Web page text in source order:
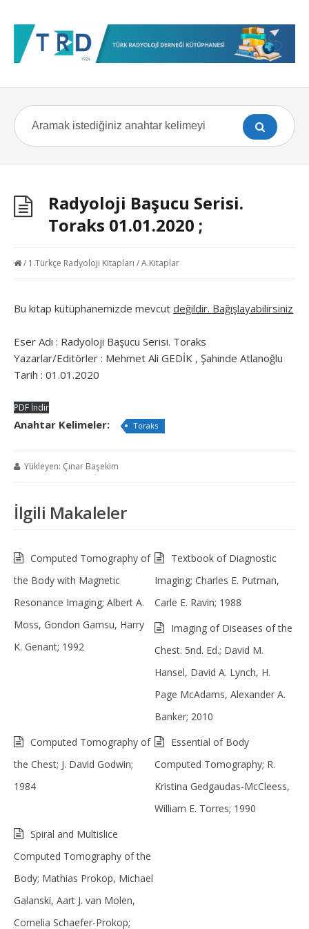
Radyoloji Başucu Serisi.
Toraks 01.01.2020 ;
/ 1.Türkçe Radyoloji Kitapları /A.Kitaplar
Bu kitap kütüphanemizde mevcut değildir. Bağışlayabilirsiniz
Eser Adı : Radyoloji Başucu Serisi. Toraks
Yazarlar/Editörler : Mehmet Ali GEDİK , Şahinde Atlanoğlu
Tarih : 01.01.2020
PDF İndir
Anahtar Kelimeler: Toraks
Yükleyen: Çınar Başekim
İlgili Makaleler
Computed Tomography of
the Body with Magnetic
Resonance Imaging; Albert A.
Moss, Gondon Gamsu, Harry
K. Genant; 1992
Textbook of Diagnostic
Imaging; Charles E. Putman,
Carle E. Ravin; 1988
Imaging of Diseases of the
Chest. 5nd. Ed.; David M.
Hansel, David A. Lynch, H.
Page McAdams, Alexander A.
Banker; 2010
Computed Tomography of
the Chest; J. David Godwin;
1984
Essential of Body
Computed Tomography; R.
Kristina Gedgaudas-McCleess,
William E. Torres; 1990
Spiral and Multislice
Computed Tomography of the
Body; Mathias Prokop, Michael
Galanski, Aart J. van Molen,
Cornelia Schaefer-Prokop;